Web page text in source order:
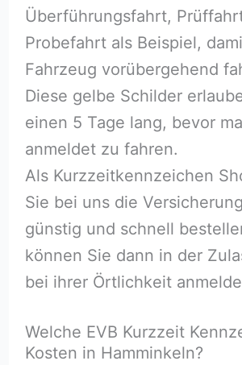
Überführungsfahrt,
Probefahrt als Beispiel,
Fahrzeug vorübergehend
Diese gelbe Schilder
einen 5 Tage lang, bevor
anmeldet zu fahren.
Als Kurzzeitkennzeichen
Sie bei uns die
günstig und schnell
können Sie dann in der
bei ihrer Örtlichkeit
Welche EVB Kurzzeit
Kosten in Hamminkeln?